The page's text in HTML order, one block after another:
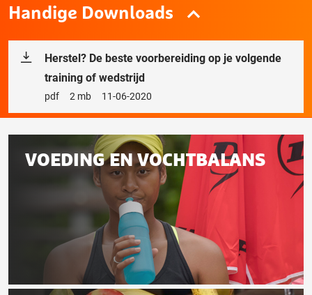
Handige Downloads
Herstel? De beste voorbereiding op je volgende
training of wedstrijd
Bestandstype
pdf Bestandsgrootte
2 mb Releasedatum
11-06-2020
Gerelateerd
aan
VOEDING EN VOCHTBALANS
Voeding